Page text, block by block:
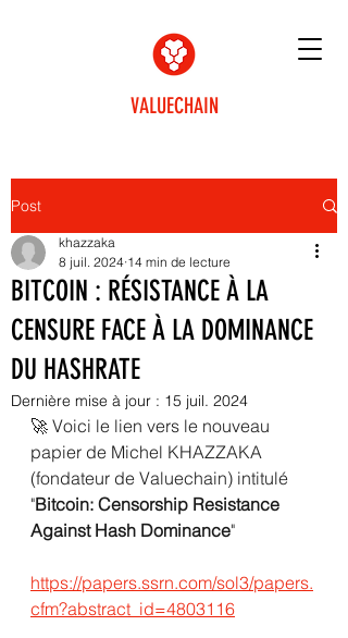
VALUECHAIN
Post
BITCOIN : RÉSISTANCE À LA
CENSURE FACE À LA DOMINANCE
DU HASHRATE
khazzaka
8 juil. 2024 14 min de lecture
Dernière mise à jour : 15 juil. 2024
🚀 Voici le lien vers le nouveau
papier de Michel KHAZZAKA
(fondateur de Valuechain) intitulé
"Bitcoin: Censorship Resistance
Against Hash Dominance"
https://papers.ssrn.com/sol3/papers.
cfm?abstract_id=4803116